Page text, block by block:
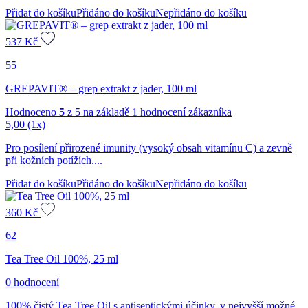
Přidat do košíkuPřidáno do košíkuNepřidáno do košíku
537 Kč
55
GREPAVIT® – grep extrakt z jader, 100 ml
Hodnoceno 5 z 5 na základě 1 hodnocení zákazníka
5,00 (1x)
Pro posílení přirozené imunity (vysoký obsah vitamínu C) a zevně
při kožních potížích....
Přidat do košíkuPřidáno do košíkuNepřidáno do košíku
360 Kč
62
Tea Tree Oil 100%, 25 ml
0 hodnocení
100% čistý Tea Tree Oil s antiseptickými účinky, v nejvyšší možné